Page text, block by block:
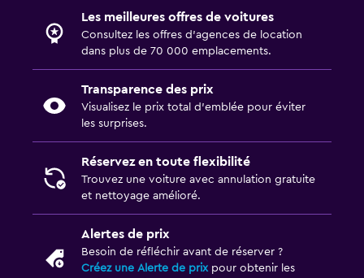
Les meilleures offres de voitures
Consultez les offres d’agences de location
dans plus de 70 000 emplacements.
Transparence des prix
Visualisez le prix total d’emblée pour éviter
les surprises.
Réservez en toute flexibilité
Trouvez une voiture avec annulation gratuite
et nettoyage amélioré.
Alertes de prix
Besoin de réfléchir avant de réserver ?
Créez une Alerte de prixpour obtenir les